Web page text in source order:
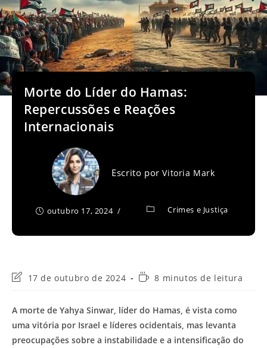
Morte do Líder do Hamas:
Repercussões e Reações
Internacionais
Escrito porVitoria Mark
outubro 17, 2024 Crimes e Justiça
Última
post:
17 de outubro de 2024
Tempo8 minutos de leitura
A morte de Yahya Sinwar, líder do Hamas, é vista como
uma vitória por Israel e líderes ocidentais, mas levanta
preocupações sobre a instabilidade e a intensificação do